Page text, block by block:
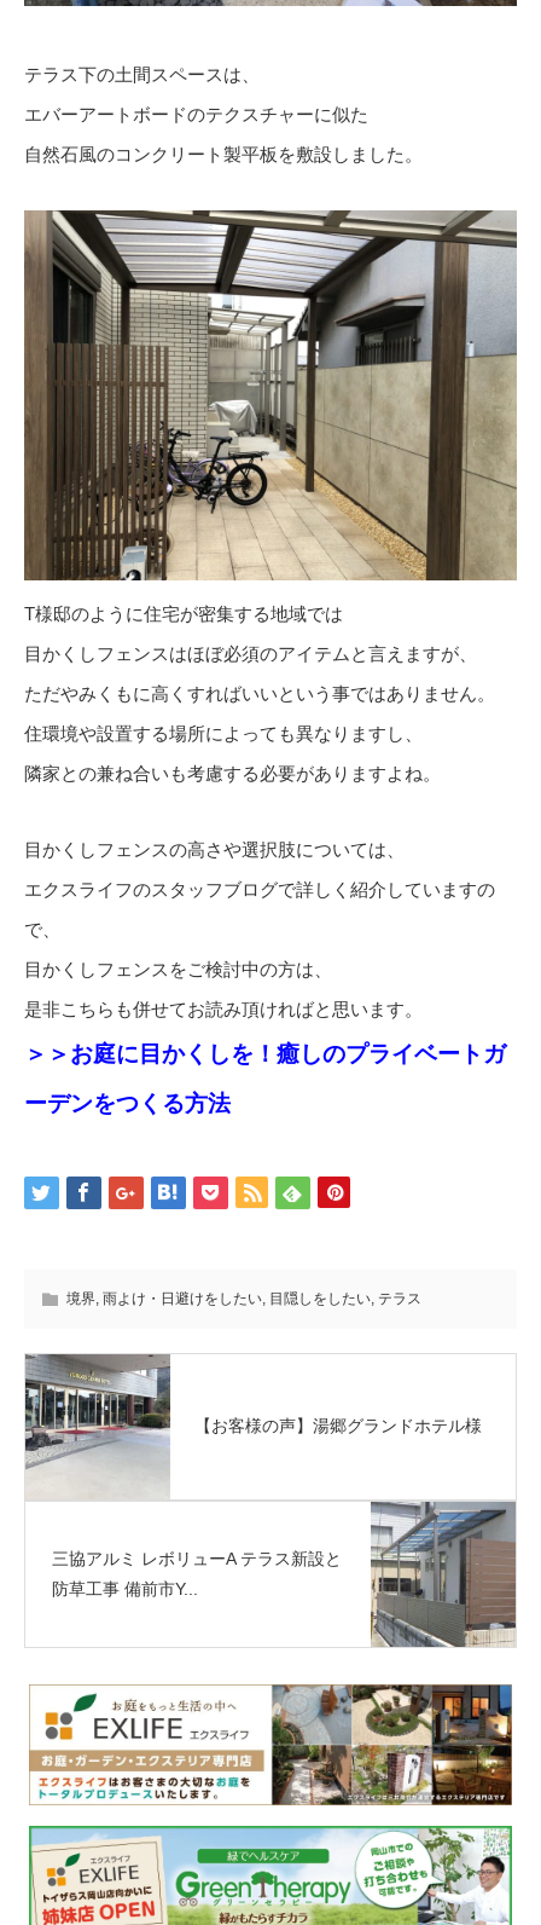
テラス下の土間スペースは、
エバーアートボードのテクスチャーに似た
自然石風のコンクリート製平板を敷設しました。
T様邸のように住宅が密集する地域では
目かくしフェンスはほぼ必須のアイテムと言えますが、
ただやみくもに高くすればいいという事ではありません。
住環境や設置する場所によっても異なりますし、
隣家との兼ね合いも考慮する必要がありますよね。
目かくしフェンスの高さや選択肢については、
エクスライフのスタッフブログで詳しく紹介していますの
で、
目かくしフェンスをご検討中の方は、
是非こちらも併せてお読み頂ければと思います。
＞＞お庭に目かくしを！癒しのプライベートガ
ーデンをつくる方法
境界, 雨よけ・日避けをしたい, 目隠しをしたい, テラス
【お客様の声】湯郷グランドホテル様
三協アルミ レボリューA テラス新設と
防草工事 備前市Y...